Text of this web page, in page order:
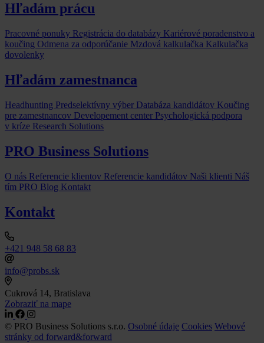
Hľadám prácu
Pracovné ponuky Registrácia do databázy Kariérové poradenstvo a
koučing Odmena za odporúčanie Mzdová kalkulačka Kalkulačka
dovolenky
Hľadám zamestnanca
Headhunting Predselektívny výber Databáza kandidátov Koučing
pre zamestnancov Developement center Psychologická podpora
v kríze Research Solutions
PRO Business Solutions
O nás Referencie klientov Referencie kandidátov Naši klienti Náš
tím PRO Blog Kontakt
Kontakt
+421 948 58 68 83
info@probs.sk
Cukrová 14, Bratislava
Zobraziť na mape
© PRO Business Solutions s.r.o. Osobné údaje Cookies Webové
stránky od forward&forward